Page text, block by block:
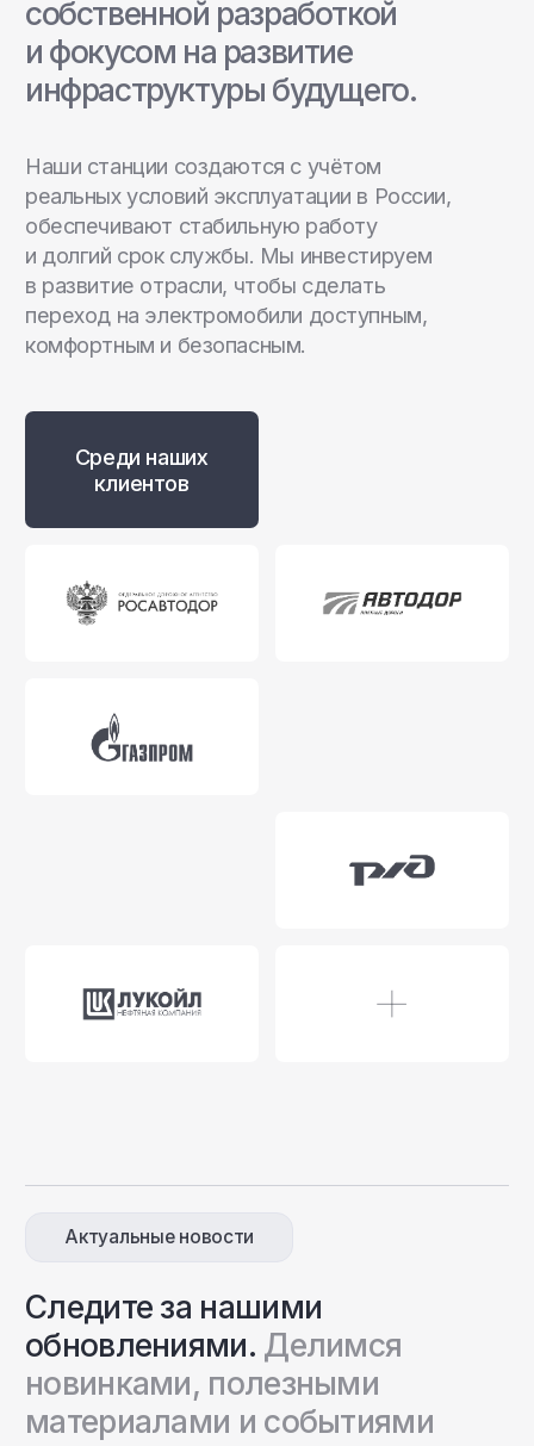
пн-пт 9:00—17:00
+7 (812) 493 46 90
+7 (911) 22 00 506
192102, г. Санкт-Петербург,
Политика
конфиденциальности
Новинки
Хиты продаж
Новости компании